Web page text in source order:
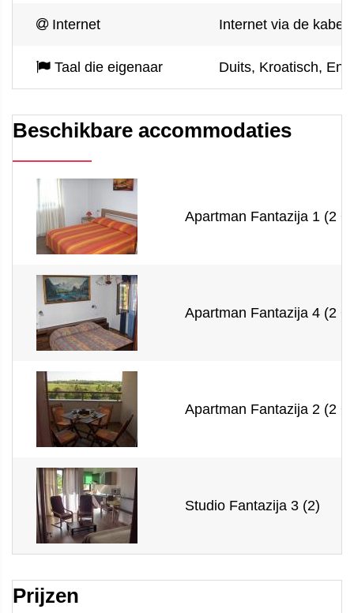
Internet Internet via de kabel
Taal die eigenaar Duits, Kroatisch,
Beschikbare accommodaties
Apartman Fantazija 1 (2 +
Apartman Fantazija 4 (2 +
Apartman Fantazija 2 (2 +
Studio Fantazija 3 (2)
Prijzen